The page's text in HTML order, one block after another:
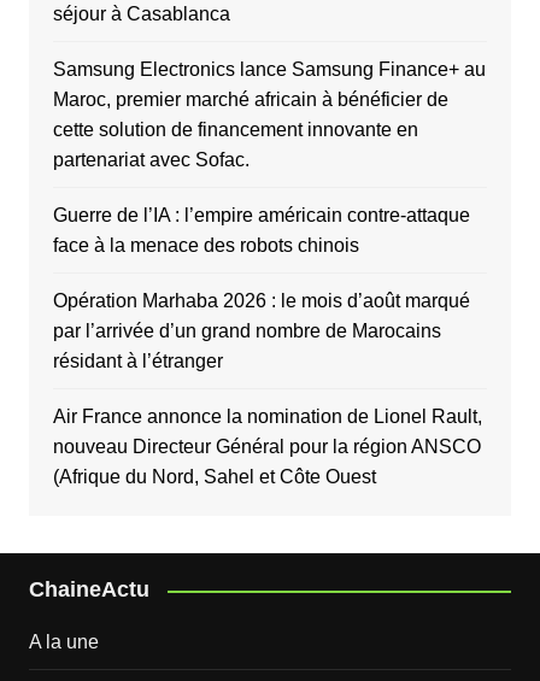
séjour à Casablanca
Samsung Electronics lance Samsung Finance+ au
Maroc, premier marché africain à bénéficier de
cette solution de financement innovante en
partenariat avec Sofac.
Guerre de l’IA : l’empire américain contre-attaque
face à la menace des robots chinois
Opération Marhaba 2026 : le mois d’août marqué
par l’arrivée d’un grand nombre de Marocains
résidant à l’étranger
Air France annonce la nomination de Lionel Rault,
nouveau Directeur Général pour la région ANSCO
(Afrique du Nord, Sahel et Côte Ouest
ChaineActu
A la une